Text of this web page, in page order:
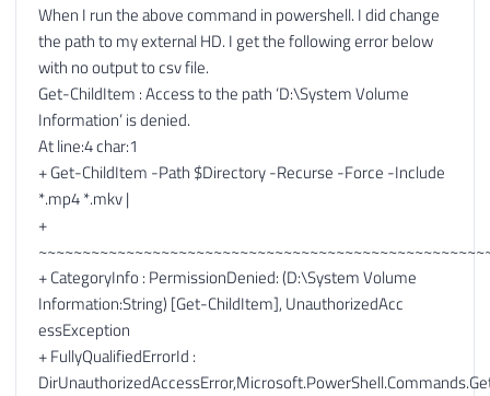
When I run the above command in powershell. I did change
the path to my external HD. I get the following error below
with no output to csv file.
Get-ChildItem : Access to the path ‘D:\System Volume
Information’ is denied.
At line:4 char:1
+ Get-ChildItem -Path $Directory -Recurse -Force -Include
*.mp4 *.mkv |
+
+ CategoryInfo : PermissionDenied: (D:\System Volume
Information:String) [Get-ChildItem], UnauthorizedAcc
essException
+ FullyQualifiedErrorId :